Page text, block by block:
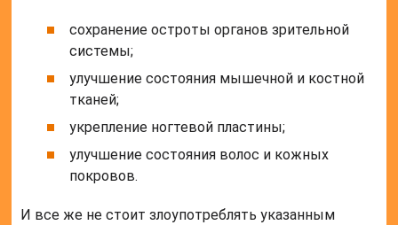
сохранение остроты органов зрительной
системы;
улучшение состояния мышечной и костной
тканей;
укрепление ногтевой пластины;
улучшение состояния волос и кожных
покровов.
И все же не стоит злоупотреблять указанным